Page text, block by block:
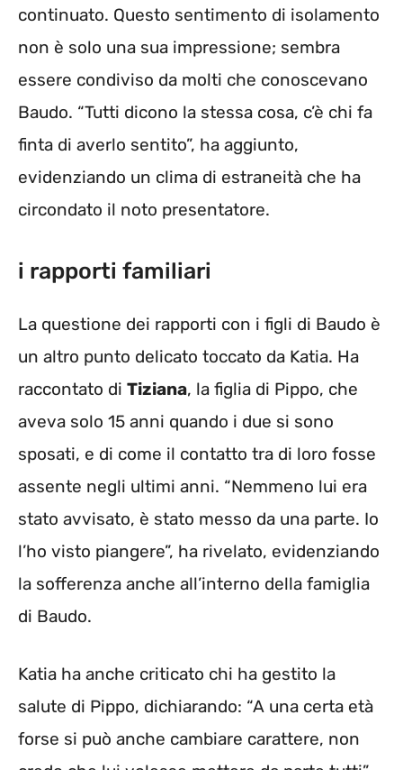
continuato. Questo sentimento di isolamento
non è solo una sua impressione; sembra
essere condiviso da molti che conoscevano
Baudo. “Tutti dicono la stessa cosa, c’è chi fa
finta di averlo sentito”, ha aggiunto,
evidenziando un clima di estraneità che ha
circondato il noto presentatore.
i rapporti familiari
La questione dei rapporti con i figli di Baudo è
un altro punto delicato toccato da Katia. Ha
raccontato di Tiziana, la figlia di Pippo, che
aveva solo 15 anni quando i due si sono
sposati, e di come il contatto tra di loro fosse
assente negli ultimi anni. “Nemmeno lui era
stato avvisato, è stato messo da una parte. Io
l’ho visto piangere”, ha rivelato, evidenziando
la sofferenza anche all’interno della famiglia
di Baudo.
Katia ha anche criticato chi ha gestito la
salute di Pippo, dichiarando: “A una certa età
forse si può anche cambiare carattere, non